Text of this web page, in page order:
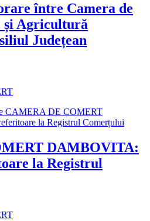
între Camera de
și Agricultură
Județean
DAMBOVITA:
la Registrul